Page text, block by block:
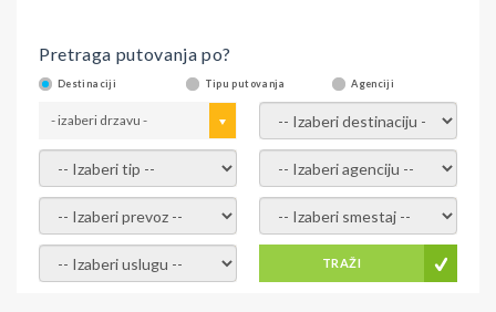
Pretraga putovanja po?
Destinaciji Tipu putovanja Agenciji
- izaberi drzavu - - izaberi destinaciju -
- izaberi tip - - izaberi agenciju -
- izaberi prevoz - - Izaberite smestaj -
- Izaberite uslugu - TRAŽI